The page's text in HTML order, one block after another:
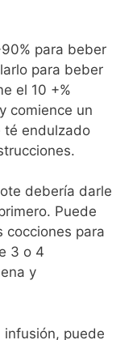
para beber
para beber
el 10 +%
comience un
té endulzado
debería darle
Puede
cocciones para
3 o 4
y
puede